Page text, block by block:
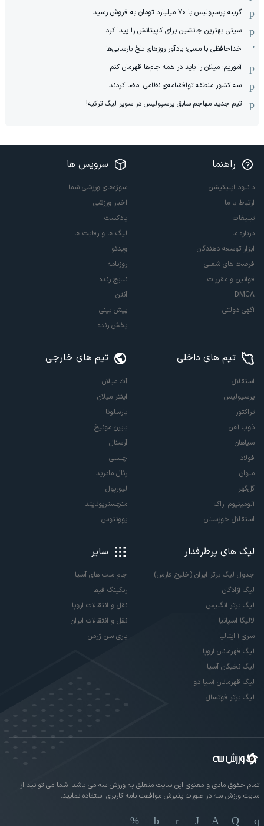
گزینه پرسپولیس با ۷۰ میلیارد تومان به فروش رسید
سیتی بهترین جانشین برای کاپیتانش را پیدا کرد
خداحافظی با مسی؛ یادآور روزهای تلخ بارسایی‌ها
آموریم: میلان را باید در همه جام‌ها قهرمان کنم
سه کشور منطقه توافقنامه‌ی نظامی امضا کردند
تیم جدید مهاجم سابق پرسپولیس در سوپر لیگ ترکیه!
راهنما
دانلود اپلیکیشن
ارتباط با ما
تبلیغات
درباره ما
ابزار توسعه دهندگان
فرصت های شغلی
قوانین و مقررات
DMCA
آگهی دولتی
سرویس ها
سوژه‌های ورزشی شما
اخبار ورزشی
پادکست
لیگ ها و رقابت ها
ویدئو
روزنامه
نتایج زنده
آنتن
پیش بینی
پخش زنده
تیم های داخلی
استقلال
پرسپولیس
تراکتور
ذوب آهن
سپاهان
فولاد
ملوان
گل‌گهر
آلومینیوم اراک
استقلال خوزستان
تیم های خارجی
آث میلان
اینتر میلان
بارسلونا
بایرن مونیخ
آرسنال
چلسی
رئال مادرید
لیورپول
منچستریونایتد
یوونتوس
لیگ های پرطرفدار
جدول لیگ برتر ایران (خلیج فارس)
لیگ آزادگان
لیگ برتر انگلیس
لالیگا اسپانیا
سری آ ایتالیا
لیگ قهرمانان اروپا
لیگ نخبگان آسیا
لیگ قهرمانان آسیا دو
لیگ برتر فوتسال
سایر
جام ملت های آسیا
رنکینگ فیفا
نقل و انتقالات اروپا
نقل و انتقالات ایران
پاری سن ژرمن
تمام حقوق مادی و معنوی این سایت متعلق به ورزش سه می باشد. شما می توانید از
سایت ورزش سه در صورت پذیرش موافقت نامه کاربری استفاده نمایید.